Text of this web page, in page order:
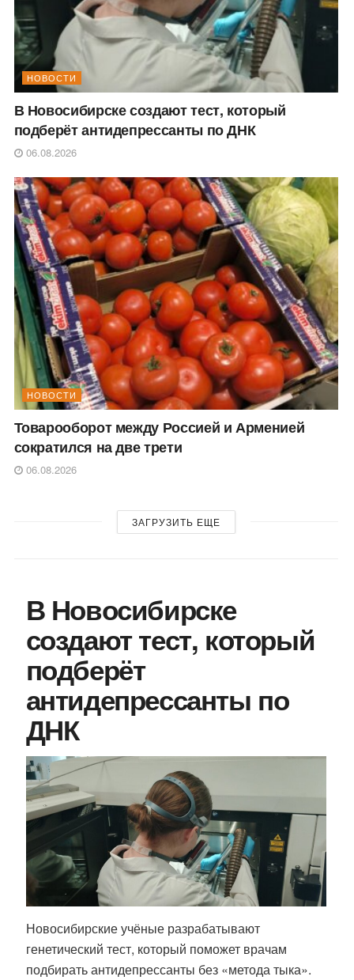
НОВОСТИ
В Новосибирске создают тест, который
подберёт антидепрессанты по ДНК
06.08.2026
НОВОСТИ
Товарооборот между Россией и Арменией
сократился на две трети
06.08.2026
ЗАГРУЗИТЬ ЕЩЕ
В Новосибирске
создают тест, который
подберёт
антидепрессанты по
ДНК
Новосибирские учёные разрабатывают
генетический тест, который поможет врачам
подбирать антидепрессанты без «метода тыка».